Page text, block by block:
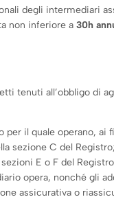
degli intermediari
non inferiore a 30h
tenuti all’obbligo di
il quale operano, ai
sezione C del Registro;
E o F del
opera, nonché gli
assicurativa o